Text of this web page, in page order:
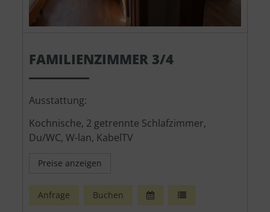
FAMILIENZIMMER 3/4
Ausstattung:
Kochnische, 2 getrennte Schlafzimmer,
Du/WC, W-lan, KabelTV
Preise anzeigen
Anfrage Buchen